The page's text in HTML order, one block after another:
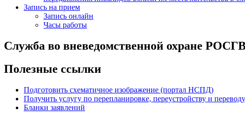
Запись на прием
Запись онлайн
Часы работы
Служба во вневедомственной охране
Полезные ссылки
Подготовить схематичное изображение (портал НСПД)
Получить услугу по перепланировке, переустройству и
Бланки заявлений